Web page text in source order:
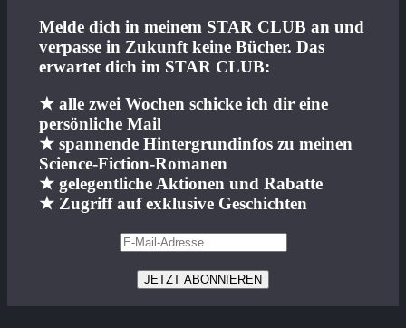
Melde dich in meinem STAR CLUB an und
verpasse in Zukunft keine Bücher. Das
erwartet dich im STAR CLUB:
★ alle zwei Wochen schicke ich dir eine
persönliche Mail
★ spannende Hintergrundinfos zu meinen
Science-Fiction-Romanen
★ gelegentliche Aktionen und Rabatte
★ Zugriff auf exklusive Geschichten